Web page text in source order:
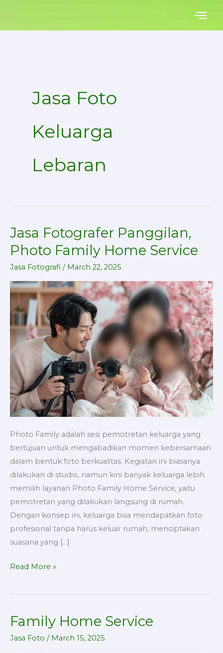
content
Jasa Foto
Keluarga
Lebaran
Jasa Fotografer Panggilan,
Photo Family Home Service
Jasa Fotografi / March 22, 2025
Photo Family adalah sesi pemotretan keluarga yang
bertujuan untuk mengabadikan momen kebersamaan
dalam bentuk foto berkualitas. Kegiatan ini biasanya
dilakukan di studio, namun kini banyak keluarga lebih
memilih layanan Photo Family Home Service, yaitu
pemotretan yang dilakukan langsung di rumah.
Dengan konsep ini, keluarga bisa mendapatkan foto
profesional tanpa harus keluar rumah, menciptakan
suasana yang […]
Jasa
Fotografer
Panggilan,
Photo
Family
Home
Service
Read More »
Family Home Service
Jasa Foto / March 15, 2025
Family